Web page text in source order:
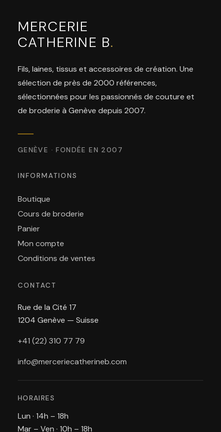
MERCERIE
CATHERINE B.
Fils, laines, tissus et accessoires de création. Une
sélection de près de 2000 références,
sélectionnées pour les passionnés de couture et
de broderie à Genève depuis 2007.
GENÈVE · FONDÉE EN 2007
INFORMATIONS
Boutique
Cours de broderie
Panier
Mon compte
Conditions de ventes
CONTACT
Rue de la Cité 17
1204 Genève — Suisse
+41 (22) 310 77 79
info@merceriecatherineb.com
HORAIRES
Lun · 14h – 18h
Mar – Ven · 10h – 18h